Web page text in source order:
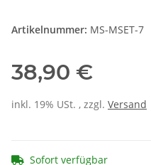
Artikelnummer: MS-MSET-7
38,90 €
inkl. 19% USt. , zzgl. Versand
Sofort verfügbar